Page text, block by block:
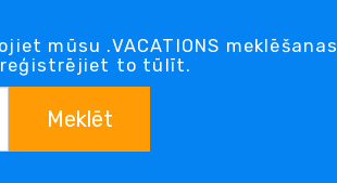
mūsu .VACATIONS meklēšanas
reģistrējiet to tūlīt.
Meklēt